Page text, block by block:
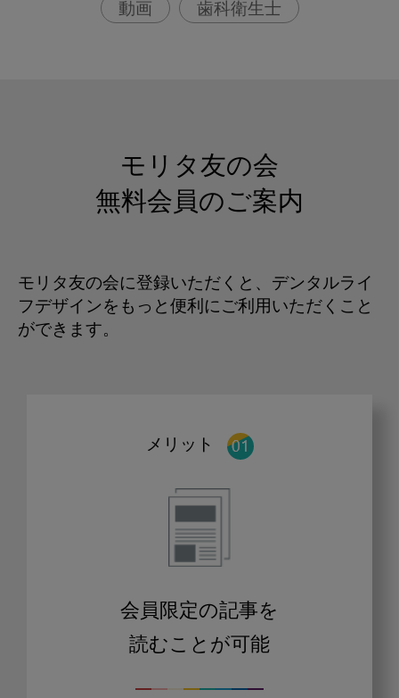
動画 歯科衛生士
モリタ友の会
無料会員のご案内
モリタ友の会に登録いただくと、デンタルライ
フデザインをもっと便利にご利用いただくこと
ができます。
メリット
会員限定の記事を
読むことが可能